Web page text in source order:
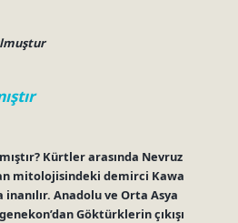
Kürtler arasında Nevruz
mitolojisindeki demirci Kawa
inanılır. Anadolu ve Orta Asya
Göktürklerin çıkışı